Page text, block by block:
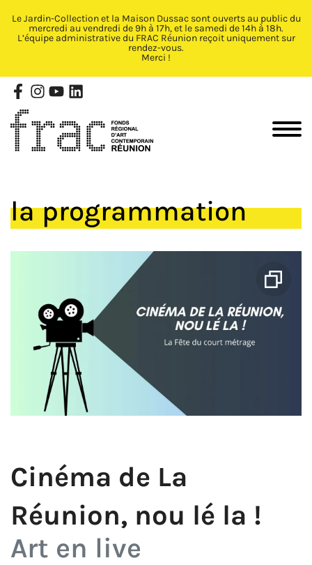
Fermer X
Le Jardin-Collection et la Maison Dussac sont ouverts au public du
mercredi au vendredi de 9h à 17h, et le samedi de 14h à 18h.
L’équipe administrative du FRAC Réunion reçoit uniquement sur
rendez-vous.
Merci !
la programmation
Cinéma de La
Réunion, nou lé la !
Art en live